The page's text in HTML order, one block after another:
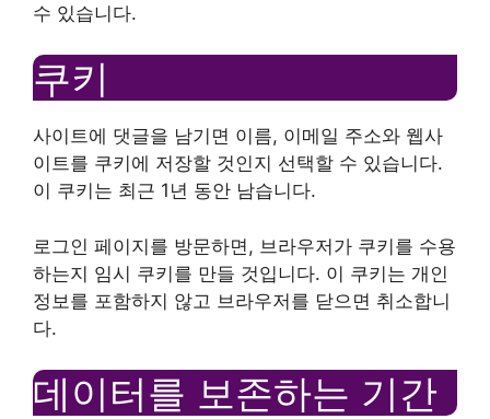
수 있습니다.
쿠키
사이트에 댓글을 남기면 이름, 이메일 주소와 웹사
이트를 쿠키에 저장할 것인지 선택할 수 있습니다.
이 쿠키는 최근 1년 동안 남습니다.
로그인 페이지를 방문하면, 브라우저가 쿠키를 수용
하는지 임시 쿠키를 만들 것입니다. 이 쿠키는 개인
정보를 포함하지 않고 브라우저를 닫으면 취소합니
다.
데이터를 보존하는 기간